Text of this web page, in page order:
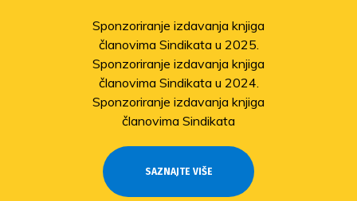
Sponzoriranje izdavanja knjiga
članovima Sindikata u 2025.
Sponzoriranje izdavanja knjiga
članovima Sindikata u 2024.
Sponzoriranje izdavanja knjiga
članovima Sindikata
SAZNAJTE VIŠE